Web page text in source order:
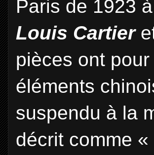
Paris de 1923
Louis Cartier
pièces ont
éléments
suspendu à la
décrit comme